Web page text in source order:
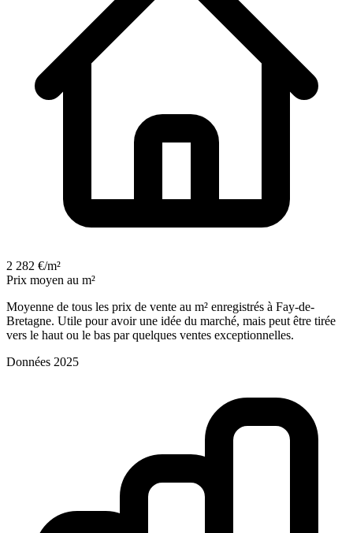
2 282 €/m²
Prix moyen au m²
Moyenne de tous les prix de vente au m² enregistrés à Fay-de-
Bretagne. Utile pour avoir une idée du marché, mais peut être tirée
vers le haut ou le bas par quelques ventes exceptionnelles.
Données 2025